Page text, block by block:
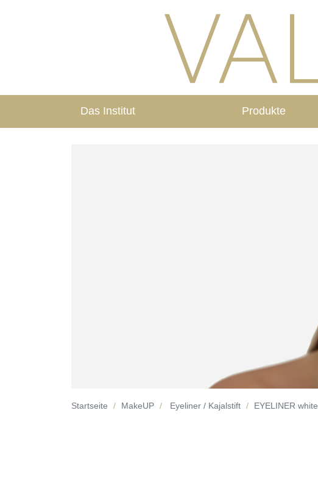
Das Institut Produkte
Startseite MakeUP Eyeliner / Kajalstift EYELINER white